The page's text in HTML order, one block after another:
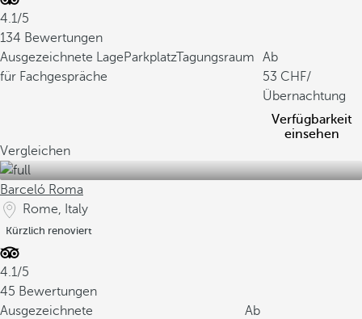
4.1/5
134 Bewertungen
Ausgezeichnete LageParkplatzTagungsraum
für Fachgespräche
Ab
53
/
Übernachtung
Verfügbarkeit
einsehen
Vergleichen
Barceló Roma
Rome, Italy
Kürzlich renoviert
4.1/5
45 Bewertungen
Ausgezeichnete
Ab